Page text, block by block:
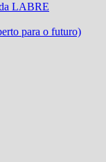
LABRE
para o futuro)